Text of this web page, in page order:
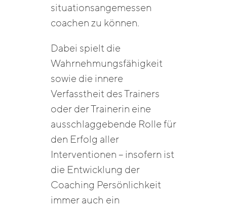
situationsangemessen
coachen zu können.
Dabei spielt die
Wahrnehmungsfähigkeit
sowie die innere
Verfasstheit des Trainers
oder der Trainerin eine
ausschlaggebende Rolle für
den Erfolg aller
Interventionen – insofern ist
die Entwicklung der
Coaching Persönlichkeit
immer auch ein